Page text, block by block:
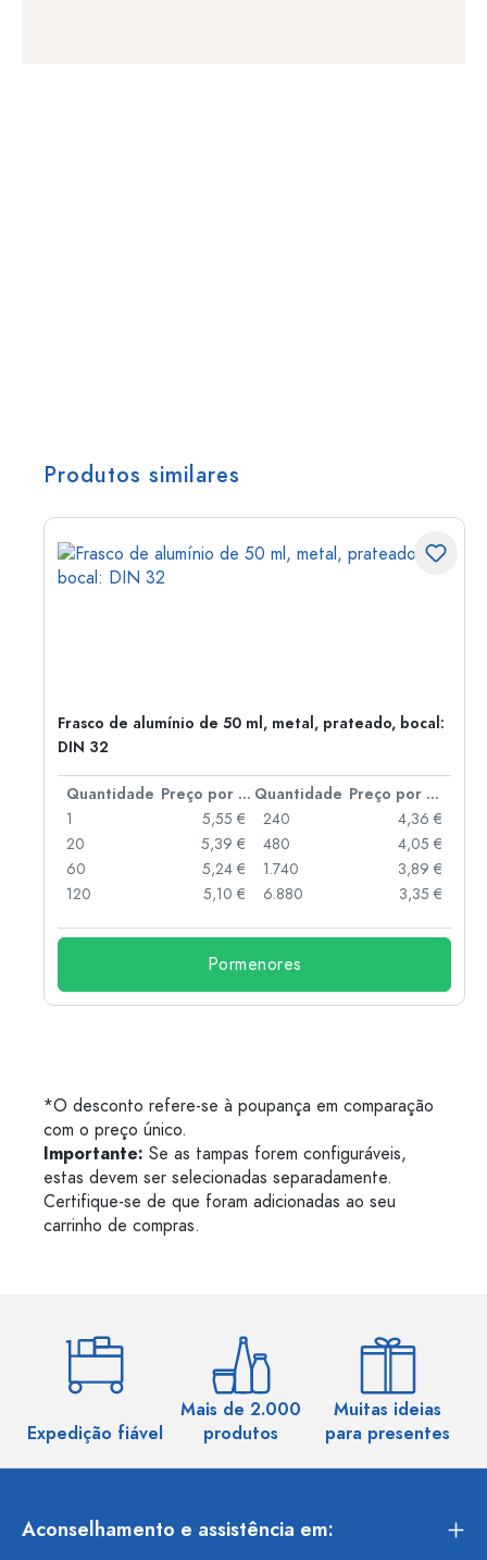
Produtos similares
Frasco de alumínio de 50 ml, metal, prateado, bocal:
DIN 32
Quantidade Preço por peça Quantidade
Preço por peça
1
5,55 €
20
5,39 €
60
5,24 €
120
5,10 €
240
4,36 €
480
4,05 €
1.740
3,89 €
6.880
3,35 €
Pormenores
*O desconto refere-se à poupança em comparação
com o preço único.
Importante: Se as tampas forem configuráveis,
estas devem ser selecionadas separadamente.
Certifique-se de que foram adicionadas ao seu
carrinho de compras.
Expedição fiável
Mais de 2.000
produtos
Muitas ideias
para presentes
Aconselhamento e assistência em: